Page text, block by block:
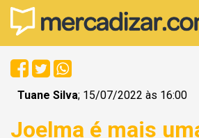
Tuane Silva; 15/07/2022 às 16:00
Joelma é mais